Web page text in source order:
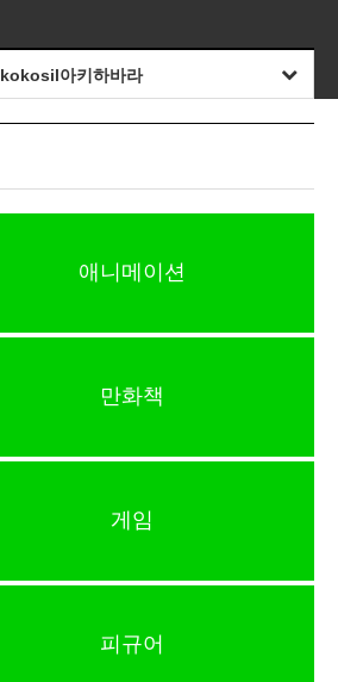
kokosil아키하바라
애니메이션
만화책
게임
피규어